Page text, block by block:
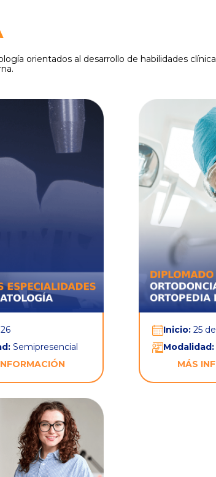
Semipresencial
Inicio:25 de
Modalidad:
MÁS
orientados al desarrollo de habilidades